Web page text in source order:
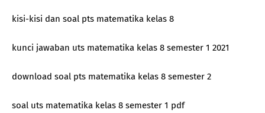
kisi-kisi dan soal pts matematika kelas 8
kunci jawaban uts matematika kelas 8 semester 1 2021
download soal pts matematika kelas 8 semester 2
soal uts matematika kelas 8 semester 1 pdf